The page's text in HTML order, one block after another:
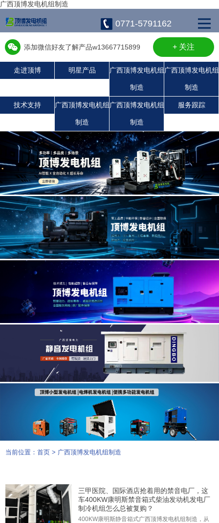
广西顶博发电机组制造
0771-5791162
添加微信好友了解产品w13667715899 + 关注
走进顶博 明星产品 广西顶博发电机组
制造
广西顶博发电机组
制造
技术支持 广西顶博发电机组
制造
广西顶博发电机组
制造
服务跟踪
广西顶博发电机组制造:静音发电机组
广西顶博发电机组制造:潍柴发电机组
珀金斯发电机组
广西顶博发电机组制造:沃尔沃发电机组
广西顶博发电机组制造:康明斯广西顶博发电机组制造
上柴发电机组
玉柴发电机组
当前位置：首页 > 广西顶博发电机组制造
三甲医院、国际酒店抢着用的禁音电厂，这
车400KW康明斯禁音箱式柴油发动机发电厂
制冷机组怎么总被复购？
400KW康明斯静音箱式广西顶博发电机组制造，从